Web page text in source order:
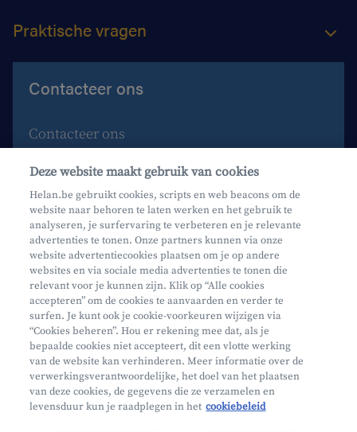
Praktische vragen
Contacteer ons
Contacteer ons
Maak een afspraak
Waar vind je ons?
Phishing
Mifid
Privacy
Juridische info
Onderworpen aan de controle van CDZ
Deze website maakt gebruik van cookies
Helan.be gebruikt cookies, scripts en web beacons om de
website naar behoren te laten werken en het gebruik te
analyseren, je surfervaring te verbeteren en je relevante
advertenties te tonen. Onze partners kunnen via onze
website advertentiecookies plaatsen om je op andere
websites en via sociale media advertenties te tonen die
relevant voor je kunnen zijn. Klik op “Alle cookies
accepteren” om de cookies te aanvaarden en verder te
surfen. Je kunt ook je cookie-voorkeuren wijzigen via
“Cookies beheren”. Hou er rekening mee dat, als je
bepaalde cookies niet accepteert, dit een vlotte werking
van de website kan verhinderen. Meer informatie over de
verwerkingsverantwoordelijke, het doel van het plaatsen
van deze cookies, de gegevens die ze verzamelen en
levensduur kun je raadplegen in het cookiebeleid